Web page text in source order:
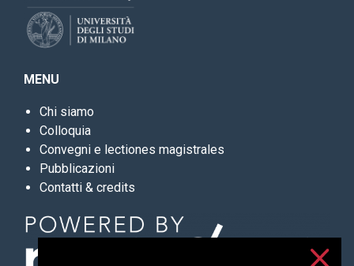
MENU
Chi siamo
Colloquia
Convegni e lectiones magistrales
Pubblicazioni
Contatti & credits